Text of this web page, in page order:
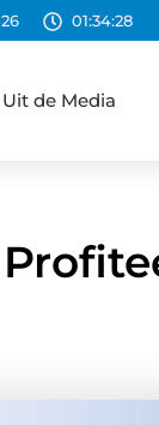
01:34:29
Uit de Media